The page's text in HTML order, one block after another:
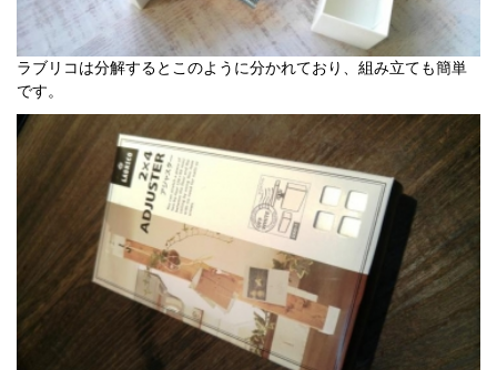
ラブリコは分解するとこのように分かれており、組み立ても簡単
です。